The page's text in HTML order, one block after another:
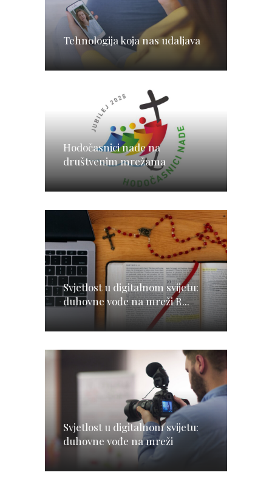
Tehnologija koja nas udaljava
Hodočasnici nade na
društvenim mrežama
Svjetlost u digitalnom svijetu:
duhovne vođe na mreži R...
Svjetlost u digitalnom svijetu:
duhovne vođe na mreži